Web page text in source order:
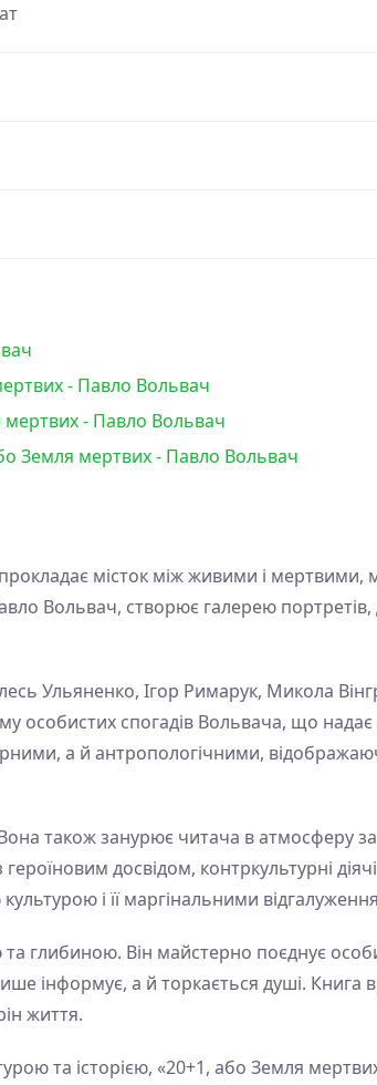
- Павло Вольвач
- Павло Вольвач
Земля мертвих - Павло Вольвач
місток між живими і мертвими,
Вольвач, створює галерею портретів,
Ульяненко, Ігор Римарук, Микола
особистих спогадів Вольвача, що
а й антропологічними,
також занурює читача в атмосферу
досвідом, контркультурні діячі
і її маргінальними
глибиною. Він майстерно поєднує
інформує, а й торкається душі. Книга
життя.
та історією, «20+1, або Земля